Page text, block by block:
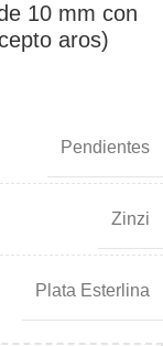
10 mm con
aros)
Pendientes
Zinzi
Plata Esterlina